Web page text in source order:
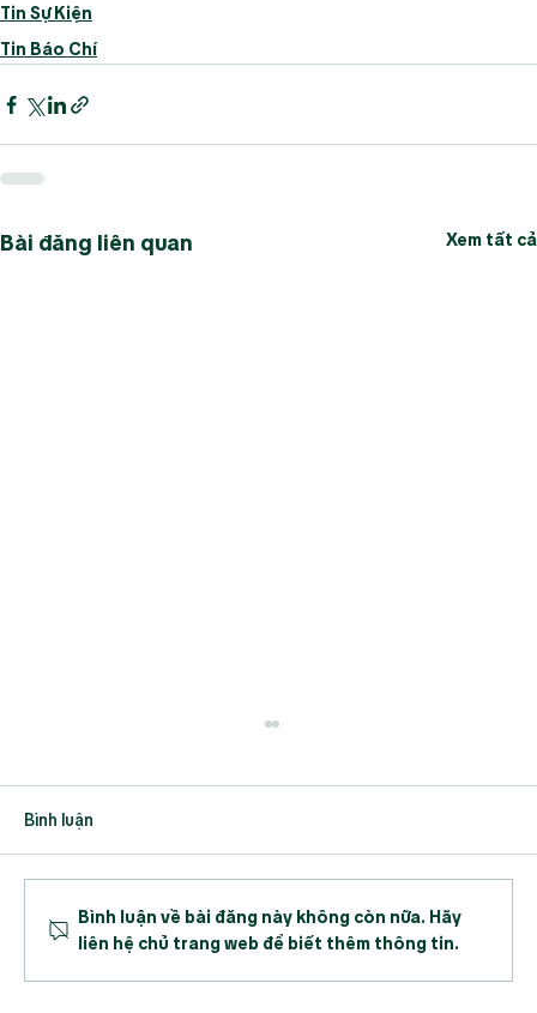
Tin Sự Kiện
Tin Báo Chí
Bài đăng liên quan Xem tất cả
Bình luận
Bình luận về bài đăng này không còn nữa. Hãy
liên hệ chủ trang web để biết thêm thông tin.